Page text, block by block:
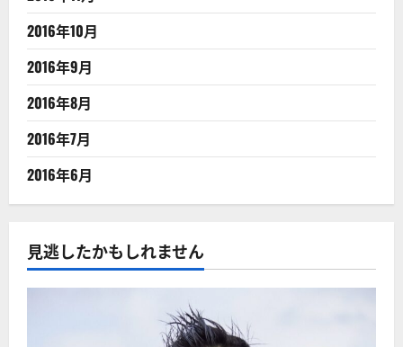
2016年10月
2016年9月
2016年8月
2016年7月
2016年6月
見逃したかもしれません